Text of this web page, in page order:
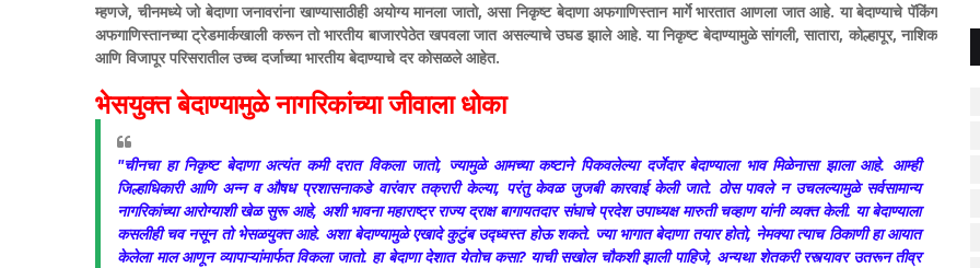
म्हणजे, चीनमध्ये जो बेदाणा जनावरांना खाण्यासाठीही अयोग्य मानला जातो, असा निकृष्ट बेदाणा अफगाणिस्तान मार्गे भारतात आणला जात आहे. या बेदाण्याचे पॅकिंग
अफगाणिस्तानच्या ट्रेडमार्कखाली करून तो भारतीय बाजारपेठेत खपवला जात असल्याचे उघड झाले आहे. या निकृष्ट बेदाण्यामुळे सांगली, सातारा, कोल्हापूर, नाशिक
आणि विजापूर परिसरातील उच्च दर्जाच्या भारतीय बेदाण्याचे दर कोसळले आहेत.
भेसयुक्त बेदाण्यामुळे नागरिकांच्या जीवाला धोका
"चीनचा हा निकृष्ट बेदाणा अत्यंत कमी दरात विकला जातो, ज्यामुळे आमच्या कष्टाने पिकवलेल्या दर्जेदार बेदाण्याला भाव मिळेनासा झाला आहे. आम्ही
जिल्हाधिकारी आणि अन्न व औषध प्रशासनाकडे वारंवार तक्रारी केल्या, परंतु केवळ जुजबी कारवाई केली जाते. ठोस पावले न उचलल्यामुळे सर्वसामान्य
नागरिकांच्या आरोग्याशी खेळ सुरू आहे, अशी भावना महाराष्ट्र राज्य द्राक्ष बागायतदार संघाचे प्रदेश उपाध्यक्ष मारुती चव्हाण यांनी व्यक्त केली. या बेदाण्याला
कसलीही चव नसून तो भेसळयुक्त आहे. अशा बेदाण्यामुळे एखादे कुटुंब उद्ध्वस्त होऊ शकते. ज्या भागात बेदाणा तयार होतो, नेमक्या त्याच ठिकाणी हा आयात
केलेला माल आणून व्यापाऱ्यांमार्फत विकला जातो. हा बेदाणा देशात येतोच कसा? याची सखोल चौकशी झाली पाहिजे, अन्यथा शेतकरी रस्त्यावर उतरून तीव्र